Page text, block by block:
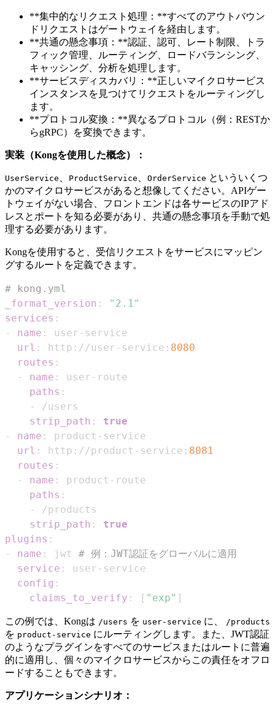
**集中的なリクエスト処理：**すべてのアウトバウン
ドリクエストはゲートウェイを経由します。
**共通の懸念事項：**認証、認可、レート制限、トラ
フィック管理、ルーティング、ロードバランシング、
キャッシング、分析を処理します。
**サービスディスカバリ：**正しいマイクロサービス
インスタンスを見つけてリクエストをルーティングし
ます。
**プロトコル変換：**異なるプロトコル（例：RESTか
らgRPC）を変換できます。
実装（Kongを使用した概念）：
UserService ProductService OrderService といういくつ
かのマイクロサービスがあると想像してください。APIゲー
トウェイがない場合、フロントエンドは各サービスのIPアド
レスとポートを知る必要があり、共通の懸念事項を手動で処
理する必要があります。
Kongを使用すると、受信リクエストをサービスにマッピン
グするルートを定義できます。
# kong.yml
_format_version :
"2.1"
services :
-
name : user -
url : http : //user - service : 8080
routes :
-
name : user -
paths :
-
strip_path :
true
-
name : product -
url : http : //product - service : 8081
routes :
-
name : product -
paths :
-
strip_path :
true
plugins :
-
name : jwt # 例：JWT認証をグローバルに適用
service : user -
config :
claims_to_verify : [ "exp" ]
この例では、Kongは /users を user-service に、 /products
を product-service にルーティングします。また、JWT認証
のようなプラグインをすべてのサービスまたはルートに普遍
的に適用し、個々のマイクロサービスからこの責任をオフロ
ードすることもできます。
アプリケーションシナリオ：